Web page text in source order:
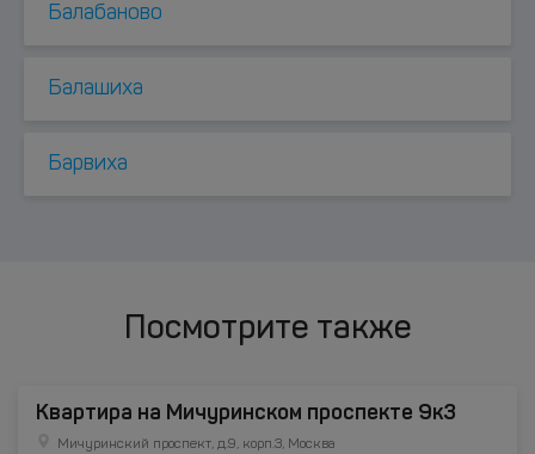
Балабаново
Балашиха
Барвиха
Посмотрите также
Квартира на Мичуринском проспекте 9к3
Мичуринский проспект, д.9, корп.3, Москва